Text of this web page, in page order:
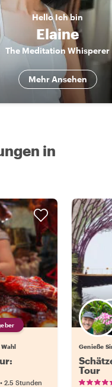
HelloIch bin
Elaine
The Meditation Whisperer
Mehr Ansehen
in
• 2.5 Stunden
Genieße
Tour